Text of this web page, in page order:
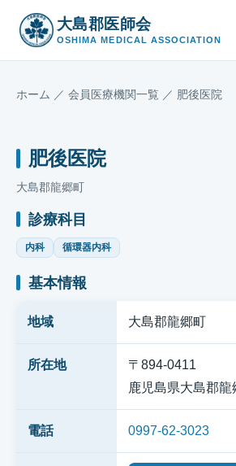
大島郡医師会
OSHIMA MEDICAL ASSOCIATION
ホーム ／ 会員医療機関一覧 ／ 肥後医院
肥後医院
大島郡龍郷町
診療科目
内科 循環器内科
基本情報
地域 大島郡龍郷町
所在地
〒894-0411
鹿児島県大島郡
電話 0997-62-3023